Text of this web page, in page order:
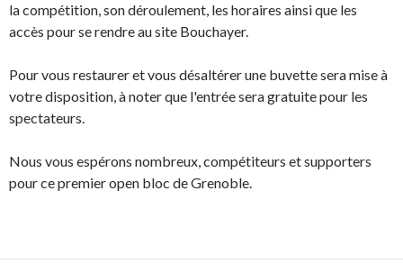
la compétition, son déroulement, les horaires ainsi que les
accès pour se rendre au site Bouchayer.
Pour vous restaurer et vous désaltérer une buvette sera mise à
votre disposition, à noter que l'entrée sera gratuite pour les
spectateurs.
Nous vous espérons nombreux, compétiteurs et supporters
pour ce premier open bloc de Grenoble.